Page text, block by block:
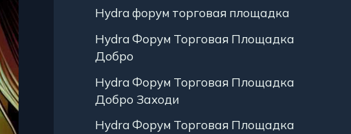
Hydra форум торговая площадка
Hydra Форум Торговая Площадка
Добро
Hydra Форум Торговая Площадка
Добро Заходи
Hydra Форум Торговая Площадка